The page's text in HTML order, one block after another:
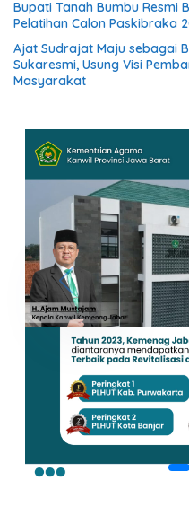
Bupati Tanah Bumbu Resmi
Pelatihan Calon Paskibraka
Ajat Sudrajat Maju sebagai
Sukaresmi, Usung Visi
Masyarakat